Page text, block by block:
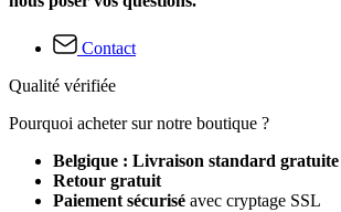
Contact
Qualité vérifiée
Pourquoi acheter sur notre boutique ?
Belgique : Livraison standard gratuite
Retour gratuit
Paiement sécurisé avec cryptage SSL